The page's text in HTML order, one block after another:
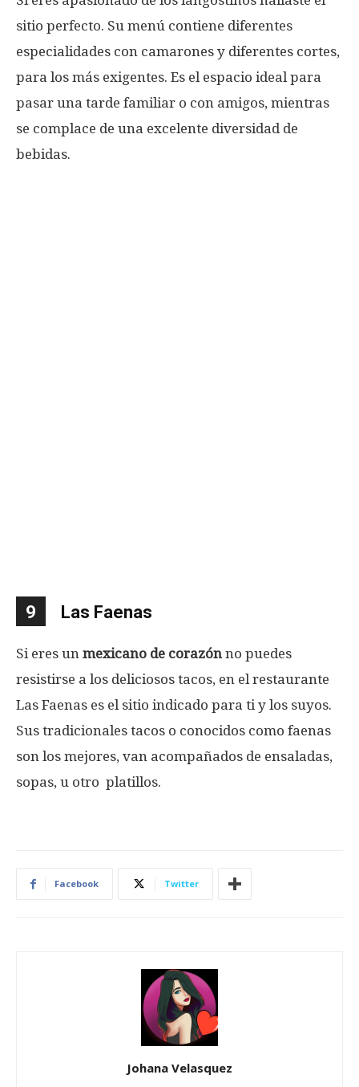
sitio perfecto. Su menú contiene diferentes
especialidades con camarones y diferentes cortes,
para los más exigentes. Es el espacio ideal para
pasar una tarde familiar o con amigos, mientras
se complace de una excelente diversidad de
bebidas.
9 Las Faenas
Si eres un mexicano de corazón no puedes
resistirse a los deliciosos tacos, en el restaurante
Las Faenas es el sitio indicado para ti y los suyos.
Sus tradicionales tacos o conocidos como faenas
son los mejores, van acompañados de ensaladas,
sopas, u otro platillos.
Facebook Twitter
Johana Velasquez